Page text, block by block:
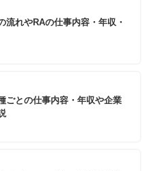
流れやRAの仕事内容・年収・
ごとの仕事内容・年収や企業